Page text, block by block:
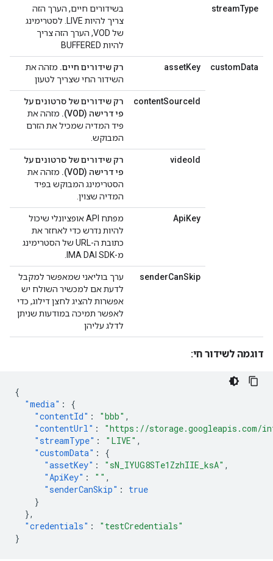
streamType
בשידורים חיים, הערך הזה
צריך להיות LIVE. לסטרימינג
של VOD, הערך הזה צריך
להיות BUFFERED
customData
assetKey רק שידורים חיים. מזהה את
השידור החי שצריך לטעון
contentSourceId
רק שידורים של סרטונים על
פי דרישה (VOD).
מזהה את
פיד המדיה שמכיל את הזרם
המבוקש.
videoId
רק שידורים של סרטונים על
פי דרישה (VOD).
מזהה את
הסטרימינג המבוקש בפיד
המדיה שצוין.
ApiKey
מפתח API אופציונלי שיכול
להיות נדרש כדי לאחזר את
כתובת ה-URL של הסטרימינג
מ-IMA DAI SDK.
senderCanSkip
ערך בוליאני שמאפשר למקבל
לדעת אם למכשיר השולח יש
אפשרות להציג לחצן דילוג, כדי
לאפשר תמיכה במודעות שניתן
לדלג עליהן
דוגמה לשידור חי:
{
"media" :
{
"contentId" : "bbb" ,
"contentUrl" :
"https://storage.googleapis.com/
"streamType" : "LIVE" ,
"customData" :
{
"assetKey" : "sN_IYUG8STe1ZzhIIE_ksA" ,
"ApiKey" : "" ,
"senderCanSkip" :
true
}
},
"credentials" :
"testCredentials"
}